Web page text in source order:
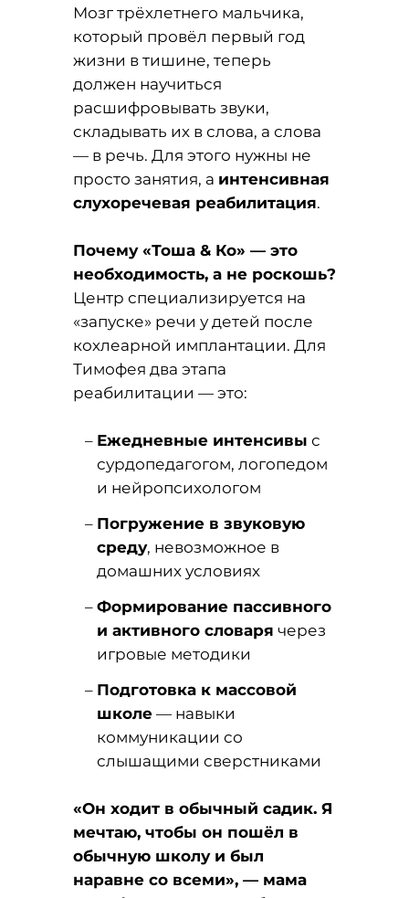
Мозг трёхлетнего мальчика,
который провёл первый год
жизни в тишине, теперь
должен научиться
расшифровывать звуки,
складывать их в слова, а слова
— в речь. Для этого нужны не
просто занятия, а интенсивная
слухоречевая реабилитация.
Почему «Тоша & Ко» — это
необходимость, а не роскошь?
Центр специализируется на
«запуске» речи у детей после
кохлеарной имплантации. Для
Тимофея два этапа
реабилитации — это:
Ежедневные интенсивы с
сурдопедагогом, логопедом
и нейропсихологом
Погружение в звуковую
среду, невозможное в
домашних условиях
Формирование пассивного
и активного словаря через
игровые методики
Подготовка к массовой
школе— навыки
коммуникации со
слышащими сверстниками
«Он ходит в обычный садик. Я
мечтаю, чтобы он пошёл в
обычную школу и был
наравне со всеми», — мама